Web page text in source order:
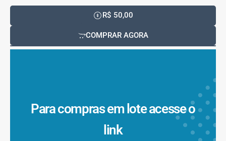
R$ 50,00
COMPRAR AGORA
Para compras em lote acesse o
link